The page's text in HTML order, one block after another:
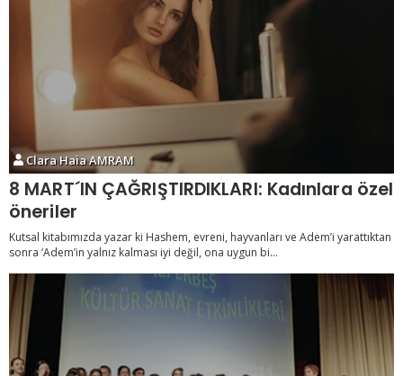
Clara Haia AMRAM
8 MART´IN ÇAĞRIŞTIRDIKLARI: Kadınlara özel
öneriler
Kutsal kitabımızda yazar ki Hashem, evreni, hayvanları ve Adem’i yarattıktan
sonra ‘Adem’in yalnız kalması iyi değil, ona uygun bi...